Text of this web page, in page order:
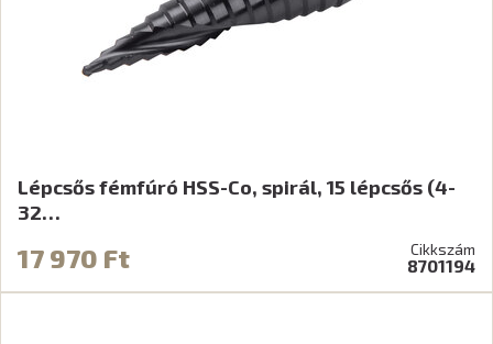
Lépcsős fémfúró HSS-Co, spirál, 15 lépcsős (4-
32…
17 970 Ft Cikkszám
8701194